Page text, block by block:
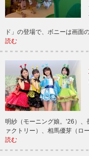
ド」の登場で、ボニーは画面
読む
明紗（モーニング娘。’26）
ァクトリー）、相馬優芽（ロ
読む